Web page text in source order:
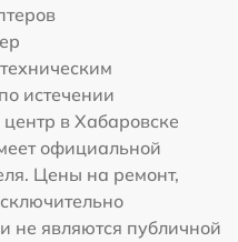
истечении
в Хабаровске
официальной
Цены на ремонт,
не являются публичной